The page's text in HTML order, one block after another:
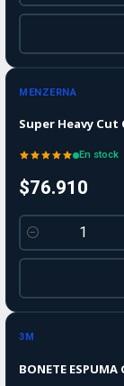
MENZERNA
Super Heavy
En stock
$76.910
Cantidad
3M
BONETE ESPUMA